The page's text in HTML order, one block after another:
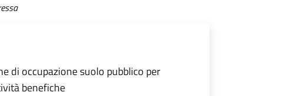
di occupazione suolo pubblico per
benefiche